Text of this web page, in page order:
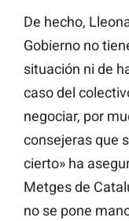
De hecho,
Gobierno no
situación ni de
caso del
negociar, por
consejeras que
cierto» ha
Metges de
no se pone